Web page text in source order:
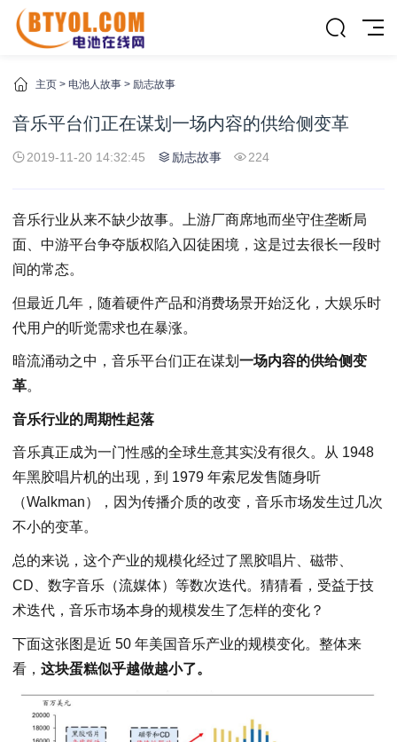
主页 > 电池人故事 > 励志故事
音乐平台们正在谋划一场内容的供给侧变革
2019-11-20 14:32:45 励志故事 224
音乐行业从来不缺少故事。上游厂商席地而坐守住垄断局
面、中游平台争夺版权陷入囚徒困境，这是过去很长一段时
间的常态。
但最近几年，随着硬件产品和消费场景开始泛化，大娱乐时
代用户的听觉需求也在暴涨。
暗流涌动之中，音乐平台们正在谋划 一场内容的供给侧变
革。
音乐行业的周期性起落
音乐真正成为一门性感的全球生意其实没有很久。从 1948
年黑胶唱片机的出现，到 1979 年索尼发售随身听
（Walkman），因为传播介质的改变，音乐市场发生过几次
不小的变革。
总的来说，这个产业的规模化经过了黑胶唱片、磁带、
CD、数字音乐（流媒体）等数次迭代。猜猜看，受益于技
术迭代，音乐市场本身的规模发生了怎样的变化？
下面这张图是近 50 年美国音乐产业的规模变化。整体来
看， 这块蛋糕似乎越做越小了。